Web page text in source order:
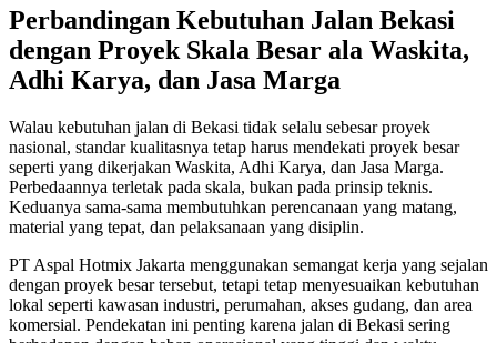
Perbandingan Kebutuhan Jalan Bekasi
dengan Proyek Skala Besar ala Waskita,
Adhi Karya, dan Jasa Marga
Walau kebutuhan jalan di Bekasi tidak selalu sebesar proyek
nasional, standar kualitasnya tetap harus mendekati proyek besar
seperti yang dikerjakan Waskita, Adhi Karya, dan Jasa Marga.
Perbedaannya terletak pada skala, bukan pada prinsip teknis.
Keduanya sama-sama membutuhkan perencanaan yang matang,
material yang tepat, dan pelaksanaan yang disiplin.
PT Aspal Hotmix Jakarta menggunakan semangat kerja yang sejalan
dengan proyek besar tersebut, tetapi tetap menyesuaikan kebutuhan
lokal seperti kawasan industri, perumahan, akses gudang, dan area
komersial. Pendekatan ini penting karena jalan di Bekasi sering